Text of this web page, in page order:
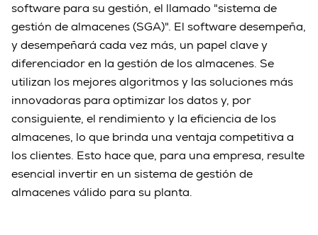
software para su gestión, el llamado "sistema de
gestión de almacenes (SGA)". El software desempeña,
y desempeñará cada vez más, un papel clave y
diferenciador en la gestión de los almacenes. Se
utilizan los mejores algoritmos y las soluciones más
innovadoras para optimizar los datos y, por
consiguiente, el rendimiento y la eficiencia de los
almacenes, lo que brinda una ventaja competitiva a
los clientes. Esto hace que, para una empresa, resulte
esencial invertir en un sistema de gestión de
almacenes válido para su planta.